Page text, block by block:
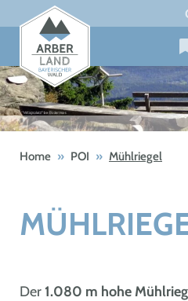
to
content
Home » POI » Mühlriegel
Der 1.080 m hohe